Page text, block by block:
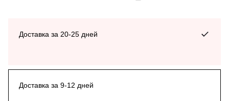
Доставка за 20-25 дней
Доставка за 9-12 дней